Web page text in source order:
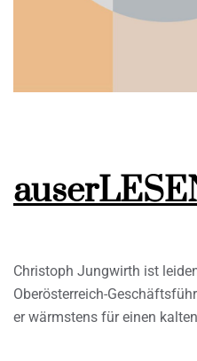
Christoph Jungwirth ist
Oberösterreich-
er wärmstens für einen